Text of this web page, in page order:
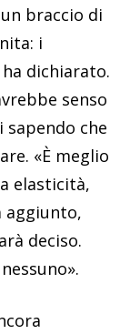
braccio di
i
dichiarato.
senso
che
«È meglio
elasticità,
aggiunto,
deciso.